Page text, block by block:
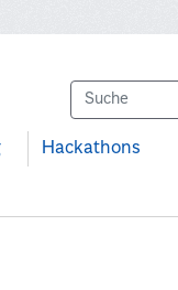
Hackathons